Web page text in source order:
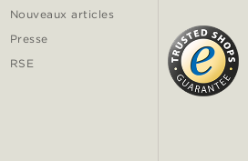
Nouveaux articles
Presse
RSE